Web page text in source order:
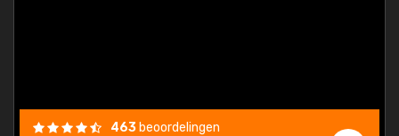
463 beoordelingen